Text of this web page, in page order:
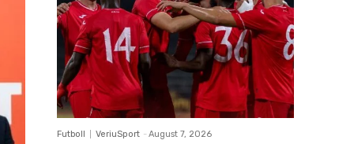
Futboll VeriuSport - August 7, 2026